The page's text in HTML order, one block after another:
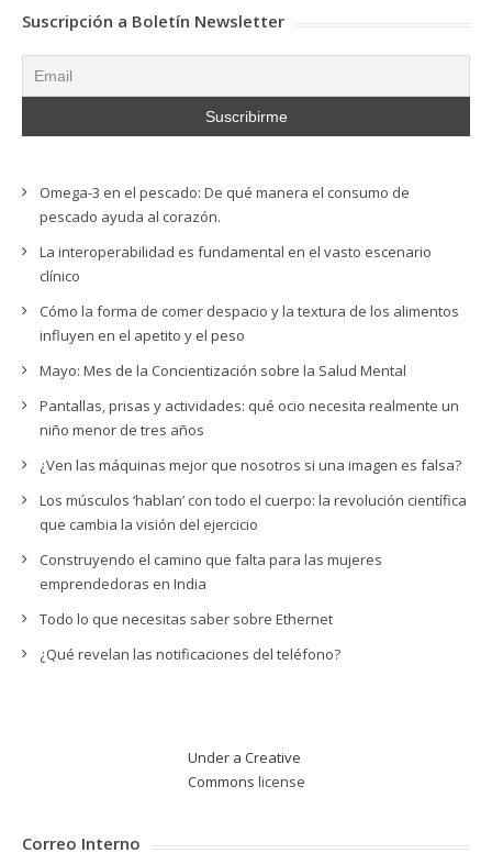
Suscripción a Boletín Newsletter
Omega-3 en el pescado: De qué manera el consumo de
pescado ayuda al corazón.
La interoperabilidad es fundamental en el vasto escenario
clínico
Cómo la forma de comer despacio y la textura de los alimentos
influyen en el apetito y el peso
Mayo: Mes de la Concientización sobre la Salud Mental
Pantallas, prisas y actividades: qué ocio necesita realmente un
niño menor de tres años
¿Ven las máquinas mejor que nosotros si una imagen es falsa?
Los músculos ‘hablan’ con todo el cuerpo: la revolución científica
que cambia la visión del ejercicio
Construyendo el camino que falta para las mujeres
emprendedoras en India
Todo lo que necesitas saber sobre Ethernet
¿Qué revelan las notificaciones del teléfono?
Under a Creative
Commons license
Correo Interno